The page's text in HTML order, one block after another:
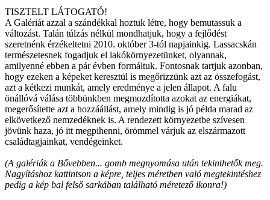
TISZTELT LÁTOGATÓ!
A Galériát azzal a szándékkal hoztuk létre, hogy bemutassuk a
változást. Talán túlzás nélkül mondhatjuk, hogy a fejlődést
szeretnénk érzékeltetni 2010. október 3-tól napjainkig. Lassacskán
természetesnek fogadjuk el lakókörnyezetünket, olyannak,
amilyenné ebben a pár évben formáltuk. Fontosnak tartjuk azonban,
hogy ezeken a képeket keresztül is megőrizzünk azt az összefogást,
azt a kétkezi munkát, amely eredménye a jelen állapot. A falu
önállóvá válása többünkben megmozdította azokat az energiákat,
megerősítette azt a hozzáállást, amely mindig is jó példa marad az
elkövetkező nemzedéknek is. A rendezett környezetbe szívesen
jövünk haza, jó itt megpihenni, örömmel várjuk az elszármazott
családtagjainkat, vendégeinket.
(A galériák a Bővebben... gomb megnyomása után tekinthetők meg.
Nagyításhoz kattintson a képre, teljes méretben való megtekintéshez
pedig a kép bal felső sarkában található méretező ikonra!)